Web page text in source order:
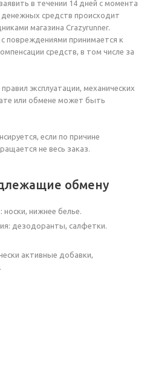
в течении 14 дней с момента
средств происходит
магазина Crazyrunner.
повреждениями принимается к
средств, в том числе за
эксплуатации, механических
или обмене может быть
если по причине
не весь заказ.
обмену
носки, нижнее белье.
дезодоранты, салфетки.
активные добавки,